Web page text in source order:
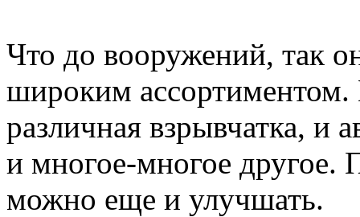
Что до вооружений, так
широким
различная взрывчатка, и
и многое-многое другое.
можно еще и улучшать.